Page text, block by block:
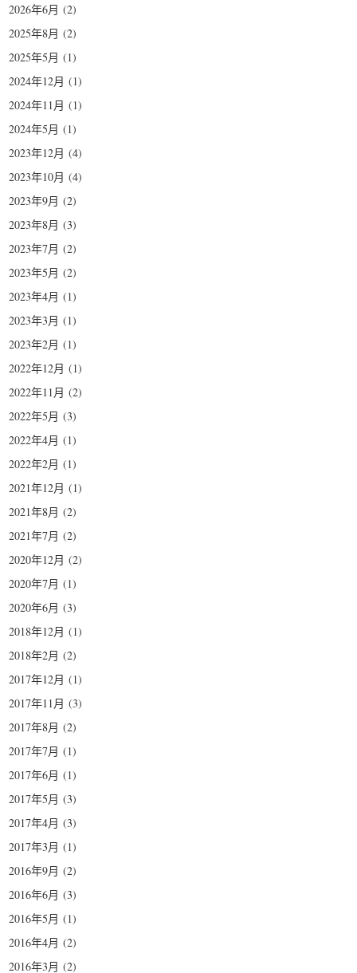
2026年6月 (2)
2025年8月 (2)
2025年5月 (1)
2024年12月 (1)
2024年11月 (1)
2024年5月 (1)
2023年12月 (4)
2023年10月 (4)
2023年9月 (2)
2023年8月 (3)
2023年7月 (2)
2023年5月 (2)
2023年4月 (1)
2023年3月 (1)
2023年2月 (1)
2022年12月 (1)
2022年11月 (2)
2022年5月 (3)
2022年4月 (1)
2022年2月 (1)
2021年12月 (1)
2021年8月 (2)
2021年7月 (2)
2020年12月 (2)
2020年7月 (1)
2020年6月 (3)
2018年12月 (1)
2018年2月 (2)
2017年12月 (1)
2017年11月 (3)
2017年8月 (2)
2017年7月 (1)
2017年6月 (1)
2017年5月 (3)
2017年4月 (3)
2017年3月 (1)
2016年9月 (2)
2016年6月 (3)
2016年5月 (1)
2016年4月 (2)
2016年3月 (2)